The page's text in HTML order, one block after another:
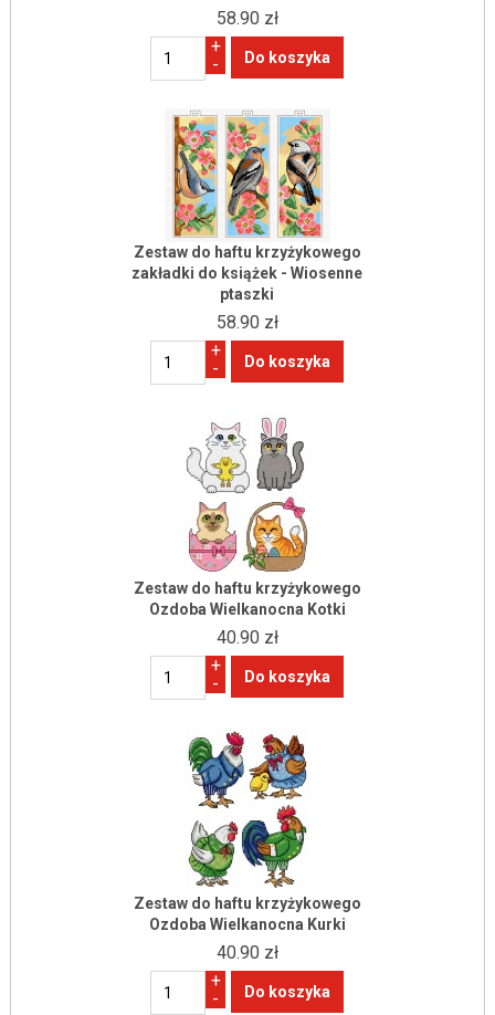
58.90 zł
+
-
Zestaw do haftu krzyżykowego
zakładki do książek - Wiosenne
ptaszki
58.90 zł
+
-
Zestaw do haftu krzyżykowego
Ozdoba Wielkanocna Kotki
40.90 zł
+
-
Zestaw do haftu krzyżykowego
Ozdoba Wielkanocna Kurki
40.90 zł
+
-